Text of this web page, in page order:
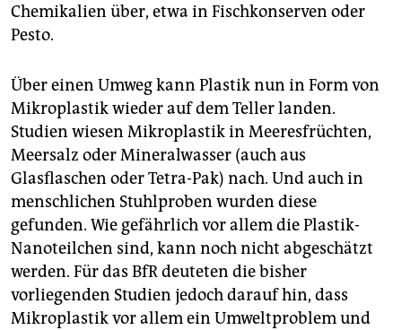
Chemikalien über, etwa in Fischkonserven oder
Pesto.
Über einen Umweg kann Plastik nun in Form von
Mikroplastik wieder auf dem Teller landen.
Studien wiesen Mikroplastik in Meeresfrüchten,
Meersalz oder Mineralwasser (auch aus
Glasflaschen oder Tetra-Pak) nach. Und auch in
menschlichen Stuhlproben wurden diese
gefunden. Wie gefährlich vor allem die Plastik-
Nanoteilchen sind, kann noch nicht abgeschätzt
werden. Für das BfR deuteten die bisher
vorliegenden Studien jedoch darauf hin, dass
Mikroplastik vor allem ein Umweltproblem und